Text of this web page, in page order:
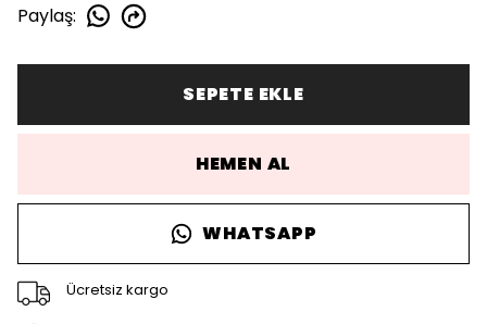
Paylaş:
SEPETE EKLE
HEMEN AL
WHATSAPP
Ücretsiz kargo